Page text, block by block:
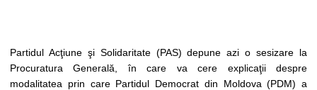
Partidul Acţiune şi Solidaritate (PAS) depune azi o sesizare la
Procuratura Generală, în care va cere explicaţii despre
modalitatea prin care Partidul Democrat din Moldova (PDM) a